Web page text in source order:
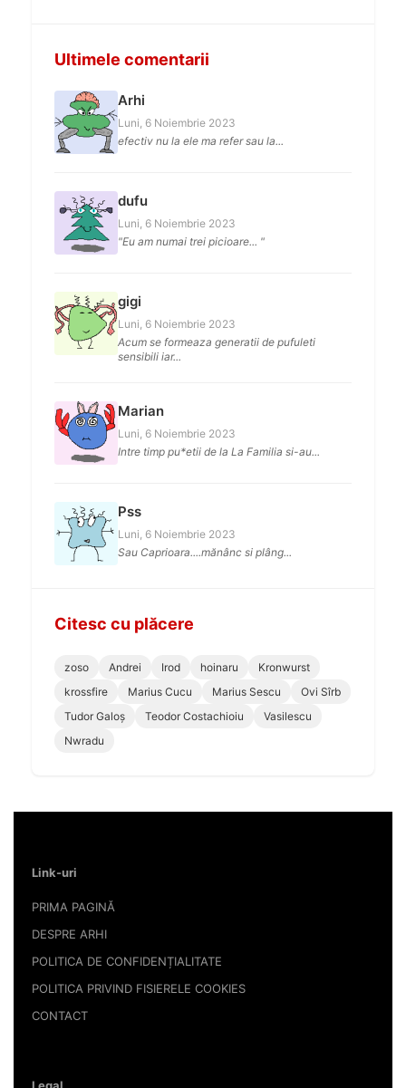
Ultimele comentarii
Arhi
Luni, 6 Noiembrie 2023
efectiv nu la ele ma refer sau la...
dufu
Luni, 6 Noiembrie 2023
"Eu am numai trei picioare... "
gigi
Luni, 6 Noiembrie 2023
Acum se formeaza generatii de pufuleti
sensibili iar...
Marian
Luni, 6 Noiembrie 2023
Intre timp pu*etii de la La Familia si-au...
Pss
Luni, 6 Noiembrie 2023
Sau Caprioara....mănânc si plâng...
Citesc cu plăcere
zoso Andrei Irod hoinaru
Kronwurst
krossfire
Marius Cucu Marius Sescu
Ovi Sîrb
Tudor Galoș
Teodor Costachioiu
Vasilescu
Nwradu
Link-uri
PRIMA PAGINĂ
DESPRE ARHI
POLITICA DE CONFIDENȚIALITATE
POLITICA PRIVIND FISIERELE COOKIES
CONTACT